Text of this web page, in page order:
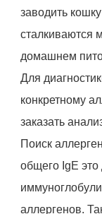
заводить
сталкиваются
домашнем
Для
конкретному
заказать
Поиск
общего IgE это
аллергенов.